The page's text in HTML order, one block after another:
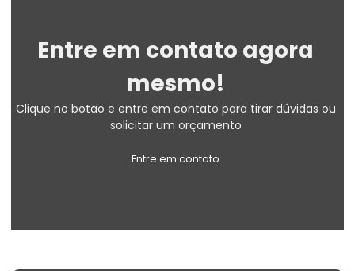
Entre em contato agora
mesmo!
Clique no botão e entre em contato para tirar dúvidas ou
solicitar um orçamento
Entre em contato